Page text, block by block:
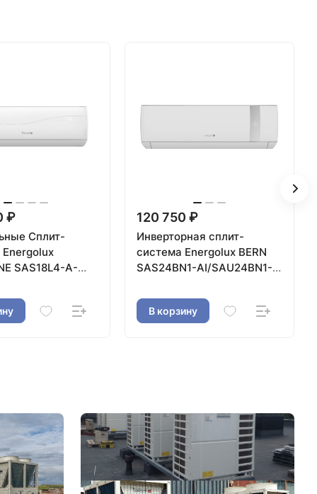
₽
Сплит-
SAS18L4-A-
120 750 ₽
Инверторная сплит-
система Energolux BERN
SAS24BN1-AI/SAU24BN1-
В корзину